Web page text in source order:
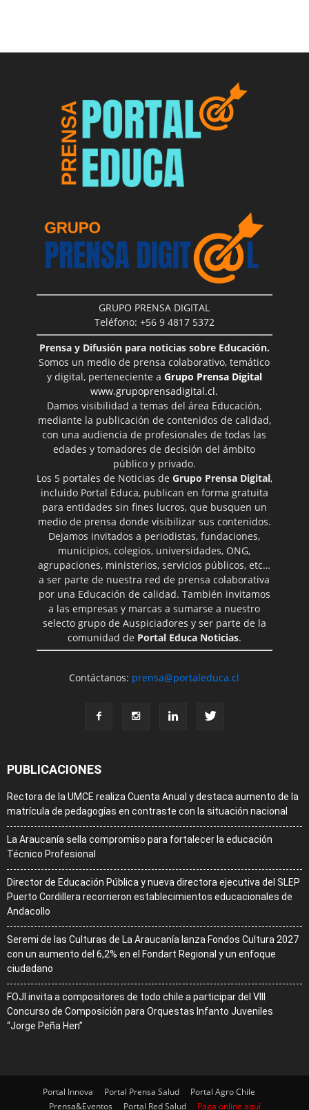
GRUPO PRENSA DIGITAL
Teléfono: +56 9 4817 5372
Prensa y Difusión para noticias sobre Educación.
Somos un medio de prensa colaborativo, temático
y digital, perteneciente a Grupo Prensa Digital
www.grupoprensadigital.cl.
Damos visibilidad a temas del área Educación,
mediante la publicación de contenidos de calidad,
con una audiencia de profesionales de todas las
edades y tomadores de decisión del ámbito
público y privado.
Los 5 portales de Noticias de Grupo Prensa Digital,
incluido Portal Educa, publican en forma gratuita
para entidades sin fines lucros, que busquen un
medio de prensa donde visibilizar sus contenidos.
Dejamos invitados a periodistas, fundaciones,
municipios, colegios, universidades, ONG,
agrupaciones, ministerios, servicios públicos, etc…
a ser parte de nuestra red de prensa colaborativa
por una Educación de calidad. También invitamos
a las empresas y marcas a sumarse a nuestro
selecto grupo de Auspiciadores y ser parte de la
comunidad de Portal Educa Noticias.
Contáctanos: prensa@portaleduca.cl
PUBLICACIONES
Rectora de la UMCE realiza Cuenta Anual y destaca aumento de la
matrícula de pedagogías en contraste con la situación nacional
La Araucanía sella compromiso para fortalecer la educación
Técnico Profesional
Director de Educación Pública y nueva directora ejecutiva del SLEP
Puerto Cordillera recorrieron establecimientos educacionales de
Andacollo
Seremi de las Culturas de La Araucanía lanza Fondos Cultura 2027
con un aumento del 6,2% en el Fondart Regional y un enfoque
ciudadano
FOJI invita a compositores de todo chile a participar del VIII
Concurso de Composición para Orquestas Infanto Juveniles
“Jorge Peña Hen”
Portal Innova Portal Prensa Salud
Portal Agro Chile
Prensa&Eventos
Portal Red Salud Paga online aquí